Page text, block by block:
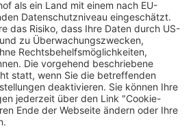
Zahlungseingang
ein Zertifikat zum
Einlösen des
Angebots.